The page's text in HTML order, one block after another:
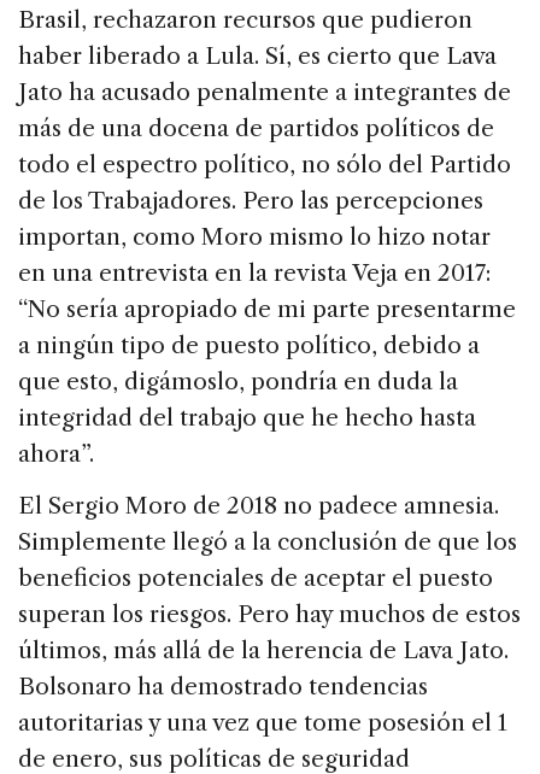
Brasil, rechazaron recursos que pudieron
haber liberado a Lula. Sí, es cierto que Lava
Jato ha acusado penalmente a integrantes de
más de una docena de partidos políticos de
todo el espectro político, no sólo del Partido
de los Trabajadores. Pero las percepciones
importan, como Moro mismo lo hizo notar
en una entrevista en la revista Veja en 2017:
“No sería apropiado de mi parte presentarme
a ningún tipo de puesto político, debido a
que esto, digámoslo, pondría en duda la
integridad del trabajo que he hecho hasta
ahora”.
El Sergio Moro de 2018 no padece amnesia.
Simplemente llegó a la conclusión de que los
beneficios potenciales de aceptar el puesto
superan los riesgos. Pero hay muchos de estos
últimos, más allá de la herencia de Lava Jato.
Bolsonaro ha demostrado tendencias
autoritarias y una vez que tome posesión el 1
de enero, sus políticas de seguridad